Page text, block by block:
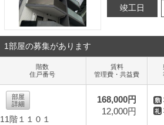
竣工日
1部屋の募集があります
階数
住戸番号
賃料
管理費・共益費
部屋
詳細
11階１１０１
168,000円
12,000円